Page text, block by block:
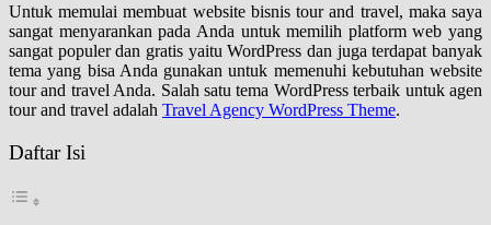
Untuk memulai membuat website bisnis tour and travel, maka saya
sangat menyarankan pada Anda untuk memilih platform web yang
sangat populer dan gratis yaitu WordPress dan juga terdapat banyak
tema yang bisa Anda gunakan untuk memenuhi kebutuhan website
tour and travel Anda. Salah satu tema WordPress terbaik untuk agen
tour and travel adalah Travel Agency WordPress Theme.
Daftar Isi